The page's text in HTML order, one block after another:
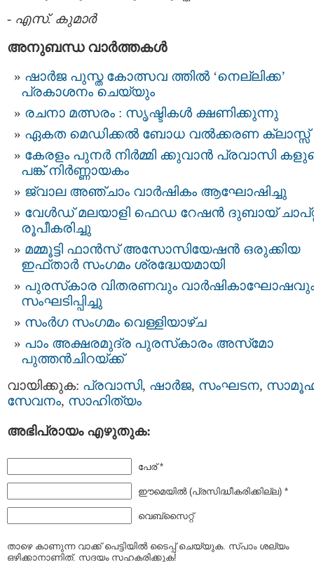
- എസ്. കുമാര്‍
അനുബന്ധ വാര്‍ത്തകള്‍
ഷാര്‍ജ പുസ്ത കോത്സവ ത്തില്‍ ‘നെല്ലിക്ക’
പ്രകാശനം ചെയ്യും
രചനാ മത്സരം : സൃഷ്ടികൾ ക്ഷണിക്കുന്നു
ഏകത മെഡിക്കൽ ബോധ വൽക്കരണ ക്ലാസ്സ്‌
കേരളം പുനർ നിർമ്മി ക്കുവാന്‍ പ്രവാസി
പങ്ക് നിർണ്ണായകം
ജ്വാല അഞ്ചാം വാർഷികം ആഘോഷിച്ചു
വേള്‍ഡ് മലയാളി ഫെഡ റേഷന്‍ ദുബായ്
രൂപീകരിച്ചു
മമ്മൂട്ടി ഫാന്‍സ് അസോസിയേഷന്‍ ഒരുക്കിയ
ഇഫ്താര്‍ സംഗമം ശ്രദ്ധേയമായി
പുരസ്‌കാര വിതരണവും
സംഘടിപ്പിച്ചു
സംര്‍ഗ സംഗമം വെള്ളിയാഴ്ച
പാം അക്ഷരമുദ്ര പുരസ്‌കാരം അസ്‌മോ
പുത്തന്‍ചിറയ്ക്ക്‌
വായിക്കുക: പ്രവാസി, ഷാര്‍ജ, സംഘടന,
സേവനം, സാഹിത്യം
അഭിപ്രായം എഴുതുക:
പേര് *
ഈമെയില്‍ (പ്രസിദ്ധീകരിക്കില്ല) *
വെബ്സൈറ്റ്
താഴെ കാണുന്ന വാക്ക് പെട്ടിയില്‍ ടൈപ്പ്‌ ചെയ്യുക. സ്പാം ശല്യം
ഒഴിക്കാനാണിത്. സദയം സഹകരിക്കുക!